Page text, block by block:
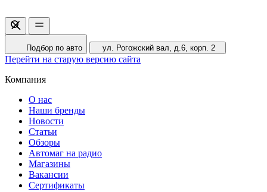
Подбор по авто ул. Рогожский вал, д.6, корп. 2
Перейти на старую версию сайта
Компания
О нас
Наши бренды
Новости
Статьи
Обзоры
Автомаг на радио
Магазины
Вакансии
Сертификаты